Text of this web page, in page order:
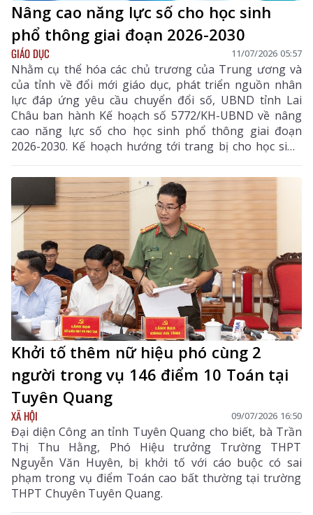
Nâng cao năng lực số cho học sinh
phổ thông giai đoạn 2026-2030
GIÁO DỤC 11/07/2026 05:57
Nhằm cụ thể hóa các chủ trương của Trung ương và
của tỉnh về đổi mới giáo dục, phát triển nguồn nhân
lực đáp ứng yêu cầu chuyển đổi số, UBND tỉnh Lai
Châu ban hành Kế hoạch số 5772/KH-UBND về nâng
cao năng lực số cho học sinh phổ thông giai đoạn
2026-2030. Kế hoạch hướng tới trang bị cho học sinh
các kỹ năng số thiết yếu, hình thành năng lực công
dân số, góp phần đáp ứng yêu cầu phát triển trong
thời đại Cách mạng công nghiệp 4.0.
Khởi tố thêm nữ hiệu phó cùng 2
người trong vụ 146 điểm 10 Toán tại
Tuyên Quang
XÃ HỘI 09/07/2026 16:50
Đại diện Công an tỉnh Tuyên Quang cho biết, bà Trần
Thị Thu Hằng, Phó Hiệu trưởng Trường THPT
Nguyễn Văn Huyên, bị khởi tố với cáo buộc có sai
phạm trong vụ điểm Toán cao bất thường tại trường
THPT Chuyên Tuyên Quang.